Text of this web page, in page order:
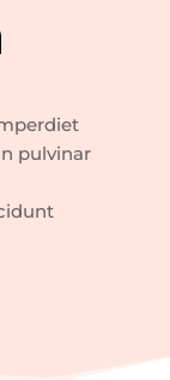
pulvinar